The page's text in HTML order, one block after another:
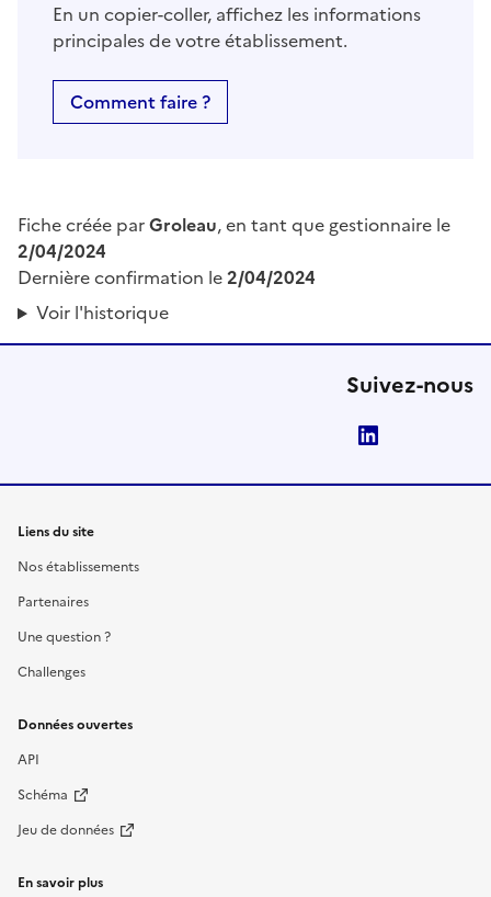
En un copier-coller, affichez les informations
principales de votre établissement.
Comment faire ?
Fiche créée parGroleau, en tant que gestionnaire le
2/04/2024
Dernière confirmation le2/04/2024
Voir l'historique
Suivez-nous
Liens du site
Nos établissements
Partenaires
Une question ?
Challenges
Données ouvertes
API
Schéma
Jeu de données
En savoir plus